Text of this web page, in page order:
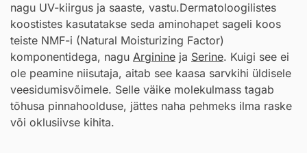
nagu UV-kiirgus ja saaste, vastu.Dermatoloogilistes
koostistes kasutatakse seda aminohapet sageli koos
teiste NMF-i (Natural Moisturizing Factor)
komponentidega, nagu Arginine ja Serine. Kuigi see ei
ole peamine niisutaja, aitab see kaasa sarvkihi üldisele
veesidumisvõimele. Selle väike molekulmass tagab
tõhusa pinnahoolduse, jättes naha pehmeks ilma raske
või oklusiivse kihita.